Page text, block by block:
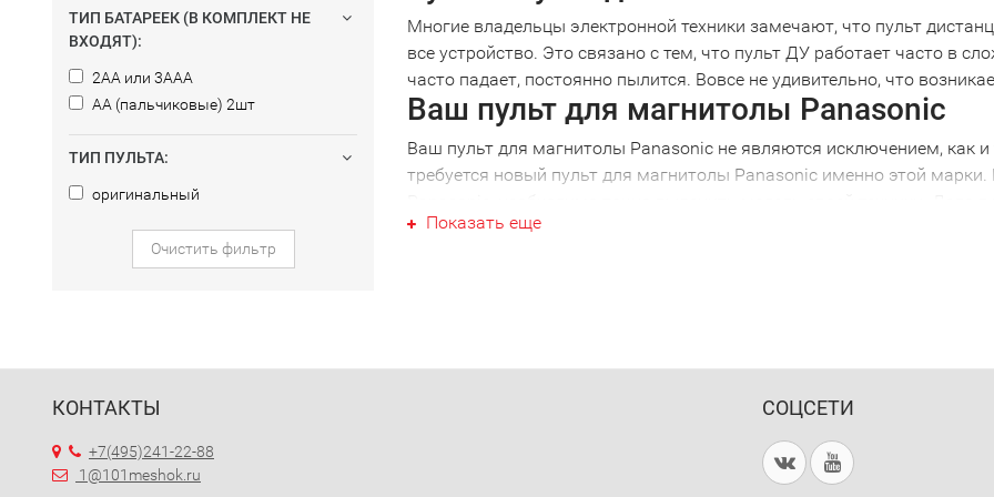
ТИП БАТАРЕЕК (В КОМПЛЕКТ НЕ
ВХОДЯТ):
2AA или 3AAA
AA (пальчиковые) 2шт
ТИП ПУЛЬТА:
оригинальный
Очистить фильтр
Многие владельцы электронной техники замечают, что пульт
все устройство. Это связано с тем, что пульт ДУ работает часто в
часто падает, постоянно пылится. Вовсе не удивительно, что
Ваш пульт для магнитолы Panasonic
Ваш пульт для магнитолы Panasonic не являются исключением, как и
требуется новый пульт для магнитолы Panasonic именно этой
определенной моделью. Ошибившись в выборе, вы получите просто
помощью можно избавиться от необходимости выбирать нужный
Выбрать и купить пульт для магнитолы
Показать еще
КОНТАКТЫ
+7(495)241-22-88
1@101meshok.ru
СОЦСЕТИ